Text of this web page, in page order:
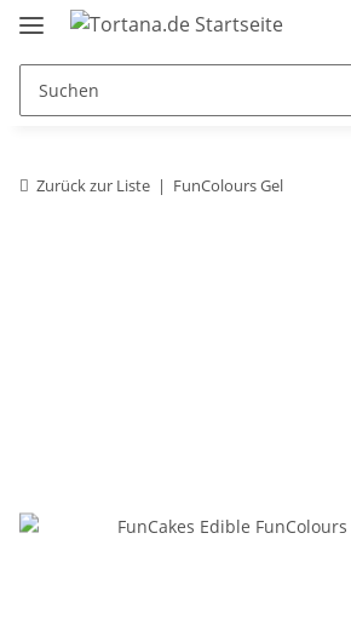
Zurück zur Liste FunColours Gel